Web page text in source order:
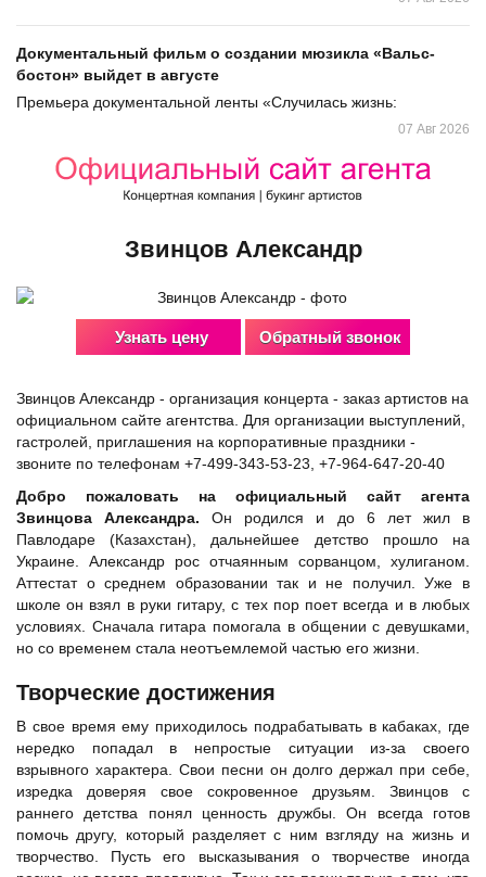
Документальный фильм о создании мюзикла «Вальс-
бостон» выйдет в августе
Премьера документальной ленты «Случилась жизнь:
07 Авг 2026
Звинцов Александр
Узнать цену Обратный звонок
Звинцов Александр - организация концерта - заказ артистов на
официальном сайте агентства. Для организации выступлений,
гастролей, приглашения на корпоративные праздники -
звоните по телефонам +7-499-343-53-23, +7-964-647-20-40
Добро пожаловать на официальный сайт агента
Звинцова Александра.Он родился и до 6 лет жил в
Павлодаре (Казахстан), дальнейшее детство прошло на
Украине. Александр рос отчаянным сорванцом, хулиганом.
Аттестат о среднем образовании так и не получил. Уже в
школе он взял в руки гитару, с тех пор поет всегда и в любых
условиях. Сначала гитара помогала в общении с девушками,
но со временем стала неотъемлемой частью его жизни.
Творческие достижения
В свое время ему приходилось подрабатывать в кабаках, где
нередко попадал в непростые ситуации из-за своего
взрывного характера. Свои песни он долго держал при себе,
изредка доверяя свое сокровенное друзьям. Звинцов с
раннего детства понял ценность дружбы. Он всегда готов
помочь другу, который разделяет с ним взгляду на жизнь и
творчество. Пусть его высказывания о творчестве иногда